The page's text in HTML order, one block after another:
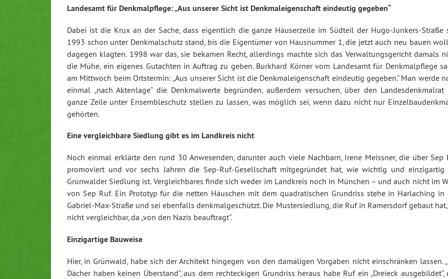
Landesamt für Denkmalpflege: „Aus unserer Sicht ist Denkmaleigenschaft eindeutig gegeben“
Dabei ist die Krux an der Sache, dass eigentlich die ganze Häuserzeile im Südteil der Hugo-Junkers-Straße
1993 schon unter Denkmalschutz stand, bis die Eigentümer von Hausnummer 1, die jetzt auch neu bauen
dagegen klagten. 1998 war das, sie bekamen Recht, allerdings machte sich das Verwaltungsgericht damals
die Mühe, ein eigenes Gutachten in Auftrag zu geben. Burkhard Körner vom Landesamt für Denkmalpflege
am Mittwoch beim Ortstermin: „Aus unserer Sicht ist die Denkmaleigenschaft eindeutig gegeben.“ Man werde
einmal „nach Aktenlage“ die Denkmalwerte begründen, außerdem versuchen, über den Landesdenkmalrat
ganze Zeile unter Ensembleschutz stellen zu lassen, was möglich sei, wenn dazu nicht nur
gehörten.
Eine vergleichbare Siedlung gibt es im Landkreis nicht
Noch einmal erklärte den rund 30 Anwesenden, darunter auch viele Nachbarn, Irene Meissner, die über Sep
promoviert und vor sechs Jahren die Sep-Ruf-Gesellschaft mitgegründet hat, wie wichtig und einzigartig
Grünwalder Siedlung ist. Vergleichbares finde sich weder im Landkreis noch in München – und auch nicht im
von Sep Ruf. Ein Prototyp für die netten Häuschen mit dem quadratischen Grundriss stehe in Harlaching in
Gabriel-Max-Straße und sei ebenfalls denkmalgeschützt. Die Mustersiedlung, die Ruf in Ramersdorf gebaut
nicht vergleichbar, da „von den Nazis beauftragt“.
Einzigartige Bauweise
Hier, in Grünwald, habe sich der Architekt hingegen von den damaligen Vorgaben nicht einschränken lassen.
Dächer haben keinen Überstand“, aus dem rechteckigen Grundriss heraus habe Ruf ein „Dreieck ausgebildet“,